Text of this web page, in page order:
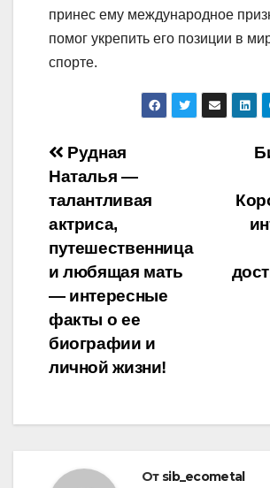
принес ему международное
помог укрепить его позиции в
спорте.
Навигация
по
записям
Рудная
Наталья —
талантливая
актриса,
путешественница
и любящая мать
— интересные
факты о ее
биографии и
личной жизни!
От sib_ecometal